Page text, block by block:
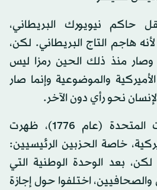
اعتقل حاكم نيويورك البريطاني،
هاجم التاج البريطاني. لكن،
وصار منذ ذلك الحين رمزا ليس
والموضوعية وإنما صار
نحو رأي دون الآخر.
وبعد استقلال الولايات المتحدة (عام 1776)، ظهرت
خاصة الحزبين الرئيسيين:
لكن، بعد الوحدة الوطنية التي
اختلفوا حول إجازة